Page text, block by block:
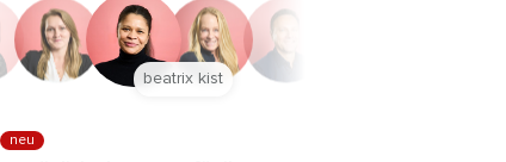
neu
anna trautz